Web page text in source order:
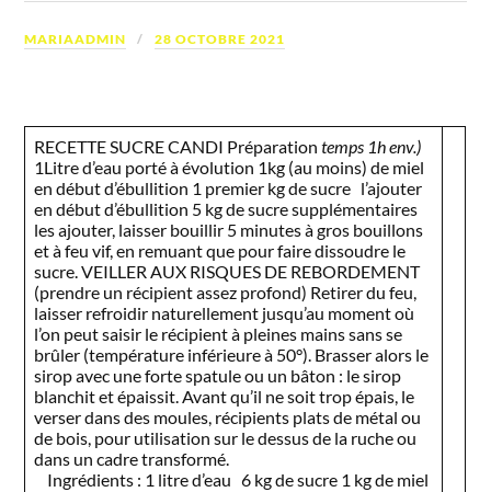
MARIAADMIN 28 OCTOBRE 2021
RECETTE SUCRE CANDI Préparationtemps 1h env.)
1Litre d’eau porté à évolution 1kg (au moins) de miel
en début d’ébullition 1 premier kg de sucre l’ajouter
en début d’ébullition 5 kg de sucre supplémentaires
les ajouter, laisser bouillir 5 minutes à gros bouillons
et à feu vif, en remuant que pour faire dissoudre le
sucre. VEILLER AUX RISQUES DE REBORDEMENT
(prendre un récipient assez profond) Retirer du feu,
laisser refroidir naturellement jusqu’au moment où
l’on peut saisir le récipient à pleines mains sans se
brûler (température inférieure à 50°). Brasser alors le
sirop avec une forte spatule ou un bâton : le sirop
blanchit et épaissit. Avant qu’il ne soit trop épais, le
verser dans des moules, récipients plats de métal ou
de bois, pour utilisation sur le dessus de la ruche ou
dans un cadre transformé.
Ingrédients : 1 litre d’eau 6 kg de sucre 1 kg de miel